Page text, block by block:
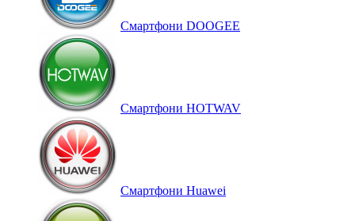
Смартфони DOOGEE
Смартфони HOTWAV
Смартфони Huawei